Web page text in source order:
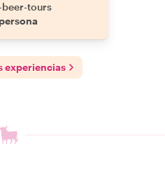
tours
experiencias